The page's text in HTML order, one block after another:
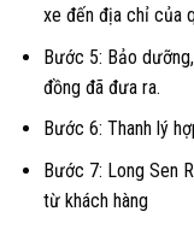
xe đến địa chỉ của
Bước 5: Bảo
đồng đã đưa ra.
Bước 6: Thanh lý
Bước 7: Long Sen
từ khách hàng